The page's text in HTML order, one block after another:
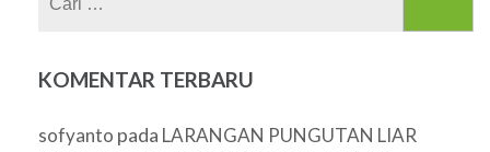
KOMENTAR TERBARU
sofyanto pada LARANGAN PUNGUTAN LIAR